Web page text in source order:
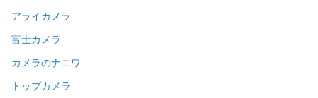
アライカメラ
富士カメラ
カメラのナニワ
トップカメラ